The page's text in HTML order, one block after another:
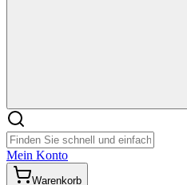
Mein Konto
Warenkorb